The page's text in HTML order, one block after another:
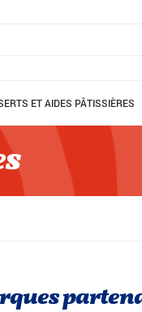
ET AIDES PÂTISSIÈRES